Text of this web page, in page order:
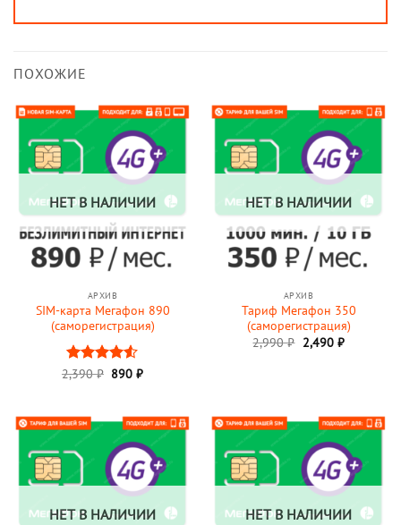
ПОХОЖИЕ
НЕТ В НАЛИЧИИ
АРХИВ
SIM-карта Мегафон 890
(саморегистрация)
Оценка
2,390₽ Первоначальная
890₽Текущая
НЕТ В НАЛИЧИИ
АРХИВ
Тариф Мегафон 350
(саморегистрация)
2,990₽ Первоначальная
цена
2,490 ₽Текущая
НЕТ В НАЛИЧИИ НЕТ В НАЛИЧИИ